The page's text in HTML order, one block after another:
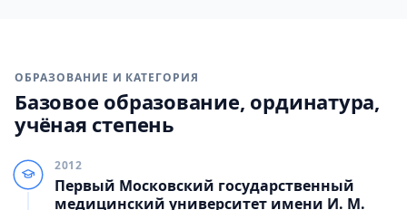
ОБРАЗОВАНИЕ И КАТЕГОРИЯ
Базовое образование, ординатура,
учёная степень
2012
Первый Московский государственный
медицинский университет имени И. М.